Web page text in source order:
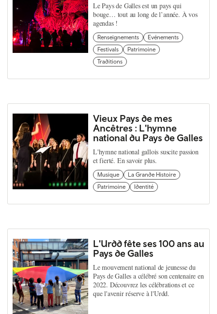
Le Pays de Galles est un pays qui
bouge… tout au long de l’année. À vos
agendas !
Renseignements
Evénements
Festivals
Patrimoine
Traditions
Vieux Pays de mes
Ancêtres : L'hymne
national du Pays de Galles
L'hymne national gallois suscite passion
et fierté. En savoir plus.
Musique
La Grande Histoire
Patrimoine
Identité
L'Urdd fête ses 100 ans au
Pays de Galles
Le mouvement national de jeunesse du
Pays de Galles a célébré son centenaire en
2022. Découvrez les célébrations et ce
que l'avenir réserve à l'Urdd.